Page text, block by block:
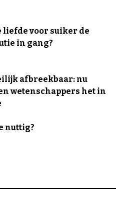
liefde voor suiker de
in gang?
afbreekbaar: nu
wetenschappers het in
nuttig?